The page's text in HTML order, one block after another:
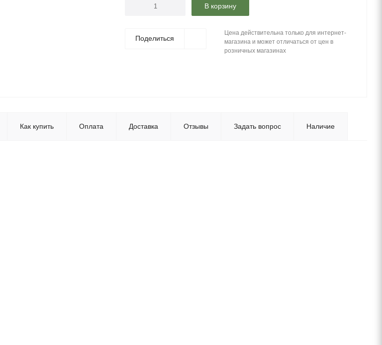
В корзину
Поделиться
Цена действительна только для интернет-
магазина и может отличаться от цен в
розничных магазинах
Как купить Оплата Доставка Отзывы Задать вопрос Наличие